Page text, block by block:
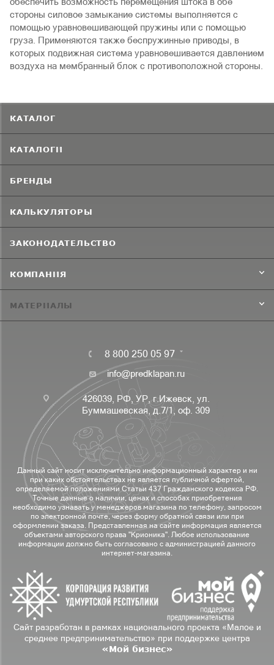
стороны силовое замыкание системы выполняется с
помощью уравновешивающей пружины или с помощью
груза. Применяются также беспружинные приводы, в
которых подвижная система уравновешивается давлением
воздуха на мембранный блок с противоположной стороны.
КАТАЛОГ
КАТАЛОГИ
БРЕНДЫ
КАЛЬКУЛЯТОРЫ
ЗАКОНОДАТЕЛЬСТВО
КОМПАНИЯ
МАТЕРИАЛЫ
8 800 250 05 97
info@predklapan.ru
426039, РФ, УР, г.Ижевск, ул.
Буммашевская, д.7/1, оф. 309
Данный сайт носит исключительно информационный характер и ни
при каких обстоятельствах не является публичной офертой,
определяемой положениями Статьи 437 Гражданского кодекса РФ.
Точные данные о наличии, ценах и способах приобретения
необходимо узнавать у менеджеров магазина по телефону, запросом
по электронной почте, через форму обратной связи или при
оформлении заказа. Представленная на сайте информация является
объектами авторского права "Крионика". Любое использование
информации должно быть согласовано с администрацией данного
интернет-магазина.
Сайт разработан в рамках национального проекта «Малое и
среднее предпринимательство» при поддержке центра
«Мой бизнес»